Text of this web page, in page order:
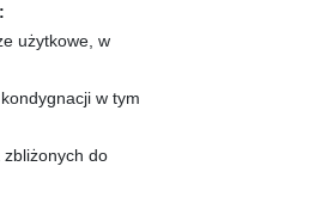
użytkowe, w
w tym
zbliżonych do